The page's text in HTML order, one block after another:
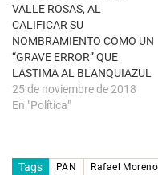
VALLE ROSAS, AL
CALIFICAR SU
NOMBRAMIENTO COMO UN
“GRAVE ERROR” QUE
LASTIMA AL BLANQUIAZUL
25 de noviembre de 2018
En "Política"
Tags PAN Rafael